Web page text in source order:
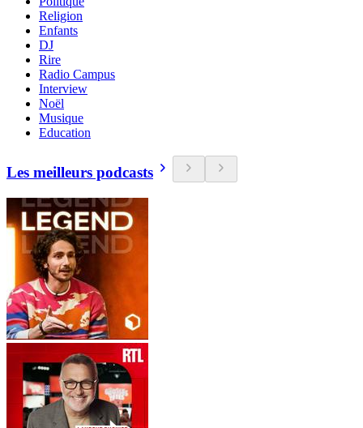
Religion
Enfants
DJ
Rire
Radio Campus
Interview
Noël
Musique
Education
Les meilleurs podcasts